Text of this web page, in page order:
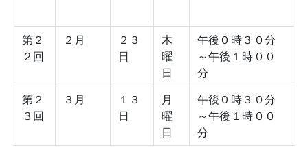
第２
２回
２月
２３
日
木
曜
日
午後０時３０分
～午後１時００
分
第２
３回
３月
１３
日
月
曜
日
午後０時３０分
～午後１時００
分